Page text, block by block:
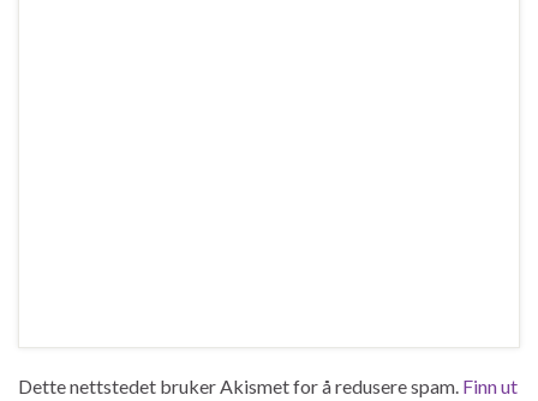
Dette nettstedet bruker Akismet for å redusere spam. Finn ut